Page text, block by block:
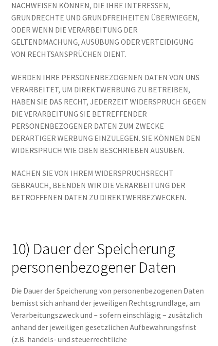
NACHWEISEN KÖNNEN, DIE IHRE INTERESSEN,
GRUNDRECHTE UND GRUNDFREIHEITEN ÜBERWIEGEN,
ODER WENN DIE VERARBEITUNG DER
GELTENDMACHUNG, AUSÜBUNG ODER VERTEIDIGUNG
VON RECHTSANSPRÜCHEN DIENT.
WERDEN IHRE PERSONENBEZOGENEN DATEN VON UNS
VERARBEITET, UM DIREKTWERBUNG ZU BETREIBEN,
HABEN SIE DAS RECHT, JEDERZEIT WIDERSPRUCH GEGEN
DIE VERARBEITUNG SIE BETREFFENDER
PERSONENBEZOGENER DATEN ZUM ZWECKE
DERARTIGER WERBUNG EINZULEGEN. SIE KÖNNEN DEN
WIDERSPRUCH WIE OBEN BESCHRIEBEN AUSÜBEN.
MACHEN SIE VON IHREM WIDERSPRUCHSRECHT
GEBRAUCH, BEENDEN WIR DIE VERARBEITUNG DER
BETROFFENEN DATEN ZU DIREKTWERBEZWECKEN.
10) Dauer der Speicherung
personenbezogener Daten
Die Dauer der Speicherung von personenbezogenen Daten
bemisst sich anhand der jeweiligen Rechtsgrundlage, am
Verarbeitungszweck und – sofern einschlägig – zusätzlich
anhand der jeweiligen gesetzlichen Aufbewahrungsfrist
(z.B. handels- und steuerrechtliche